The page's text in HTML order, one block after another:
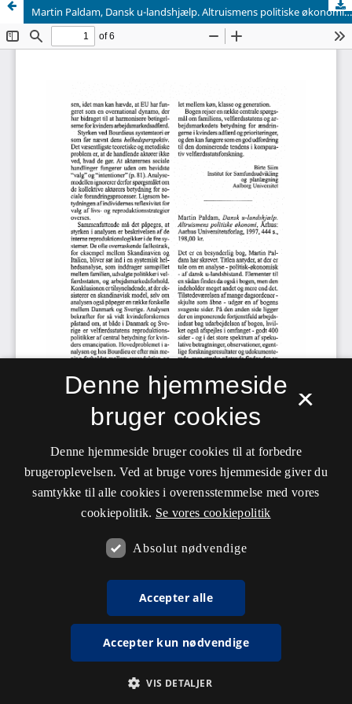
Martin Paldam, Dansk u-landshjælp. Altruismens politiske økonomi, Århus: Aarhus Universitetsforlag, 1997, 444 s., 198,00 kr.
×
Denne hjemmeside
bruger cookies
Denne hjemmeside bruger cookies til at forbedre
brugeroplevelsen. Ved at bruge vores hjemmeside giver du
samtykke til alle cookies i overensstemmelse med vores
cookiepolitik. Se vores cookiepolitik
Absolut nødvendige
Accepter alle
Accepter kun nødvendige
VIS DETALJER